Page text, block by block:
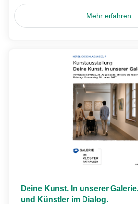
Mehr erfahren
Deine Kunst. In unserer
und Künstler im Dialog.